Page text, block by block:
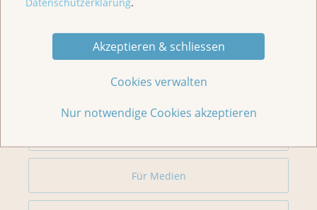
Datenschutzerklärung.
Akzeptieren & schliessen
Cookies verwalten
Nur notwendige Cookies akzeptieren
Für Betroffene & Angehörige
Für Medien